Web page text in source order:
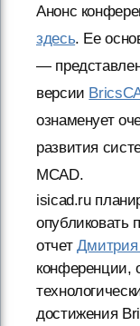
Анонс
здесь. Ее
—
версии
ознаменует
развития
MCAD.
isicad.ru
опубликовать
отчет
конференции,
достижения